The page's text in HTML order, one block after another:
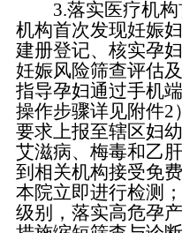
3.落实医疗机构
机构首次发现妊娠
建册登记、核实孕
妊娠风险筛查评估
指导孕妇通过手机
操作步骤详见附件2
要求上报至辖区妇
艾滋病、梅毒和乙
到相关机构接受免
本院立即进行检测
级别，落实高危孕